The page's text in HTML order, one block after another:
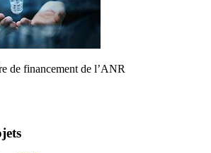
de financement de l’ANR